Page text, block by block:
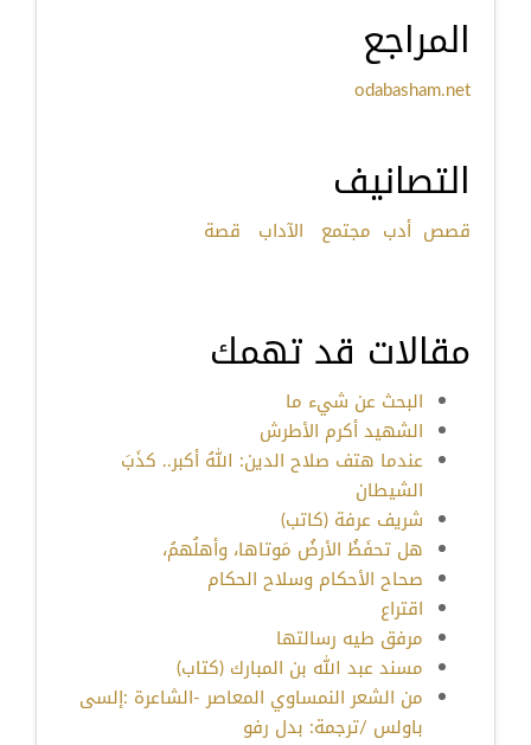
المراجع
odabasham.net
التصانيف
قصص أدب مجتمع الآداب قصة
مقالات قد تهمك
البحث عن شيء ما
الشهيد أكرم الأطرش
عندما هتف صلاح الدين: اللهُ أكبر.. كذَبَ
الشيطان
شريف عرفة (كاتب)
هل تحفَظُ الأرضُ مَوتاها، وأهلُهمُ،
صحاح الأحكام وسلاح الحكام
اقتراع
مرفق طيه رسالتها
مسند عبد الله بن المبارك (كتاب)
من الشعر النمساوي المعاصر -الشاعرة :إلسى
باولس /ترجمة: بدل رفو